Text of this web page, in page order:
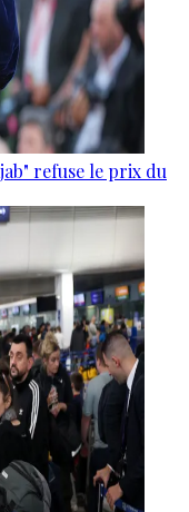
refuse le prix du